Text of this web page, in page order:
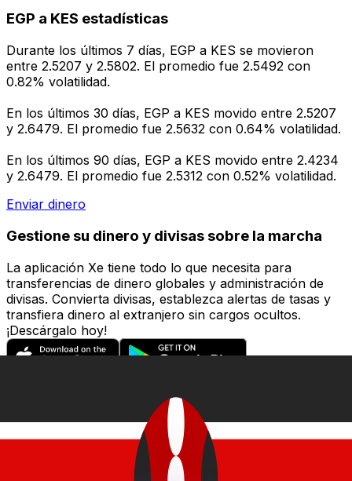
EGP a KES estadísticas
Durante los últimos 7 días, EGP a KES se movieron
entre 2.5207 y 2.5802. El promedio fue 2.5492 con
0.82% volatilidad.
En los últimos 30 días, EGP a KES movido entre 2.5207
y 2.6479. El promedio fue 2.5632 con 0.64% volatilidad.
En los últimos 90 días, EGP a KES movido entre 2.4234
y 2.6479. El promedio fue 2.5312 con 0.52% volatilidad.
Enviar dinero
Gestione su dinero y divisas sobre la marcha
La aplicación Xe tiene todo lo que necesita para
transferencias de dinero globales y administración de
divisas. Convierta divisas, establezca alertas de tasas y
transfiera dinero al extranjero sin cargos ocultos.
¡Descárgalo hoy!